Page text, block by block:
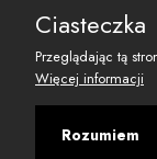
Ciasteczka
Przeglądając tą
Więcej informacji
Rozumiem